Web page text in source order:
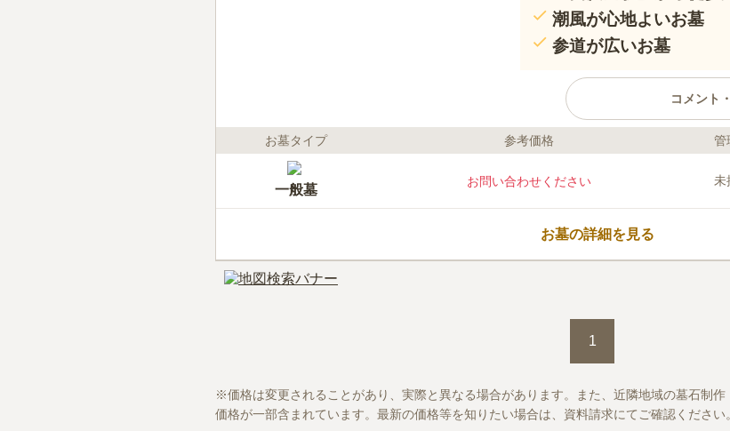
潮風が心地よいお墓
参道が広いお墓
コメント
ライフドット編集部のコメント
で故人に手を合わせるこ
いるので、いつも清潔に
とができます。 バリアフ
す。 ベビーカーの方や車
ことができます。
お墓タイプ 参考価格 管
一般墓
お問い合わせください 未
お墓の詳細を見る
1
価格は変更されることがあり、実際と異なる場合があります。また、近隣地域の墓石制
価格が一部含まれています。最新の価格等を知りたい場合は、資料請求にてご確認ください。